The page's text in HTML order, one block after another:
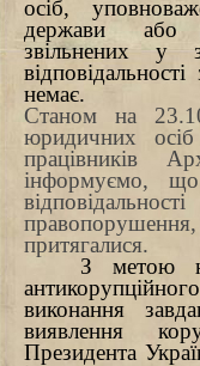
осіб,
держави або
звільнених у
немає.
Станом на
юридичних
працівників
інформуємо,
притягалися.
З метою
виконання
виявлення
Президента